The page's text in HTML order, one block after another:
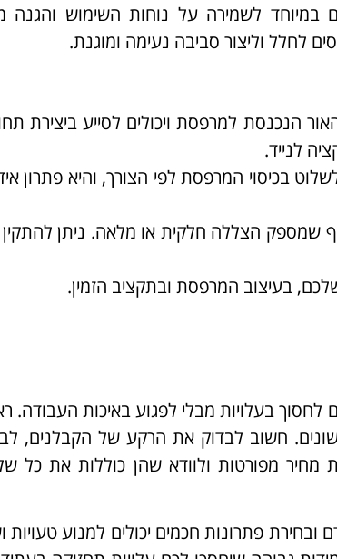
במיוחד לשמירה על נוחות השימוש
לחלל וליצור סביבה נעימה ומוגנת.
הנכנסת למרפסת ויכולים לסייע ביצירת
לנייד.
בכיסוי המרפסת לפי הצורך, והיא פתרון
שמספק הצללה חלקית או מלאה. ניתן
בעיצוב המרפסת ובתקציב הזמין.
לחסוך בעלויות מבלי לפגוע באיכות העבודה.
שונים. חשוב לבדוק את הרקע של הקבלנים,
מחיר מפורטות ולוודא שהן כוללות את כל
פתרונות חכמים יכולים למנוע טעויות